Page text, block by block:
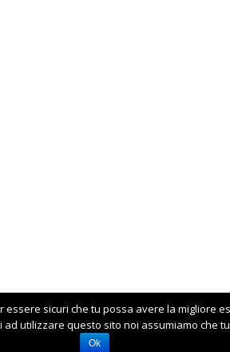
essere sicuri che tu possa avere la migliore
ad utilizzare questo sito noi assumiamo che
Ok